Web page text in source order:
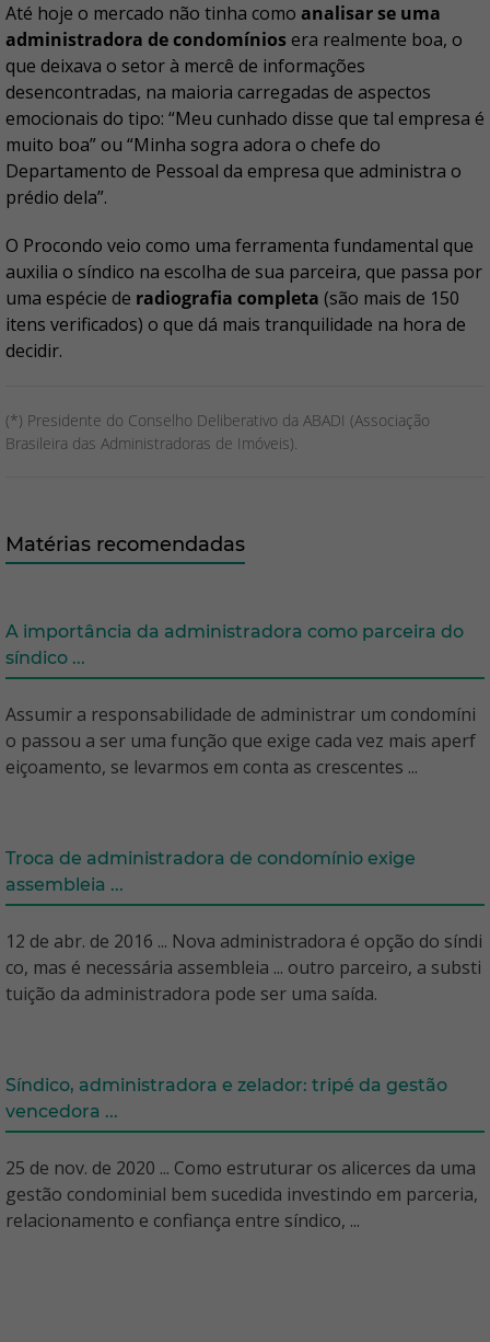
Até hoje o mercado não tinha como analisar se uma
administradora de condomíniosera realmente boa, o
que deixava o setor à mercê de informações
desencontradas, na maioria carregadas de aspectos
emocionais do tipo: “Meu cunhado disse que tal empresa é
muito boa” ou “Minha sogra adora o chefe do
Departamento de Pessoal da empresa que administra o
prédio dela”.
O Procondo veio como uma ferramenta fundamental que
auxilia o síndico na escolha de sua parceira, que passa por
uma espécie de radiografia completa (são mais de 150
itens verificados) o que dá mais tranquilidade na hora de
decidir.
(*) Presidente do Conselho Deliberativo da ABADI (Associação
Brasileira das Administradoras de Imóveis).
Matérias recomendadas
A importância da administradora como parceira do
síndico ...
Assumir a responsabilidade de administrar um condomíni
o passou a ser uma função que exige cada vez mais aperf
eiçoamento, se levarmos em conta as crescentes ...
Troca de administradora de condomínio exige
assembleia ...
12 de abr. de 2016 ... Nova administradora é opção do síndi
co, mas é necessária assembleia ... outro parceiro, a substi
tuição da administradora pode ser uma saída.
Síndico, administradora e zelador: tripé da gestão
vencedora ...
25 de nov. de 2020 ... Como estruturar os alicerces da uma
gestão condominial bem sucedida investindo em parceria,
relacionamento e confiança entre síndico, ...